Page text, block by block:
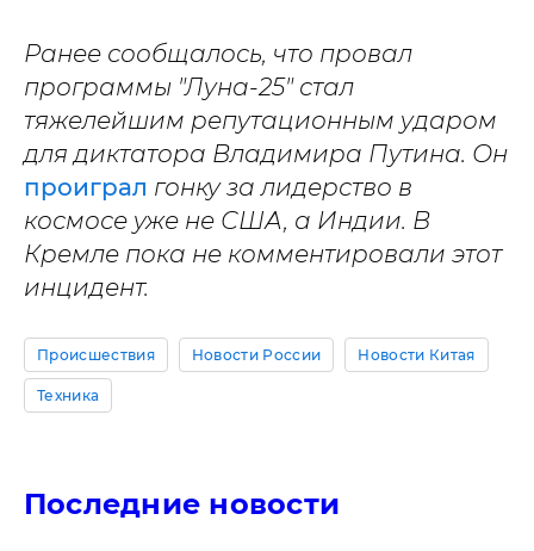
Ранее сообщалось, что провал
программы "Луна-25" стал
тяжелейшим репутационным ударом
для диктатора Владимира Путина. Он
проиграл гонку за лидерство в
космосе уже не США, а Индии. В
Кремле пока не комментировали этот
инцидент.
Происшествия Новости России Новости Китая
Техника
Последние новости